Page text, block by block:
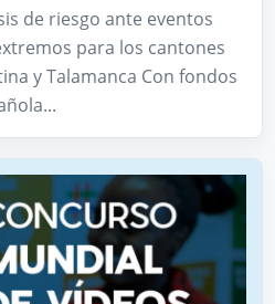
de riesgo ante eventos
para los cantones
y Talamanca Con fondos